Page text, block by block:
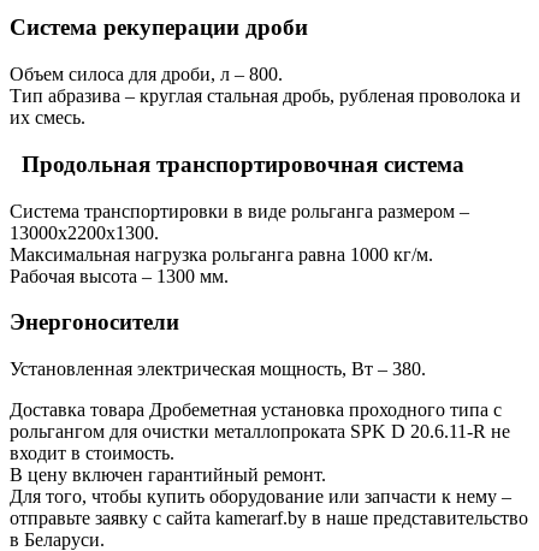
Система рекуперации дроби
Объем силоса для дроби, л – 800.
Тип абразива – круглая стальная дробь, рубленая проволока и
их смесь.
Продольная транспортировочная система
Система транспортировки в виде рольганга размером –
13000х2200х1300.
Максимальная нагрузка рольганга равна 1000 кг/м.
Рабочая высота – 1300 мм.
Энергоносители
Установленная электрическая мощность, Вт – 380.
Доставка товара Дробеметная установка проходного типа с
рольгангом для очистки металлопроката SPK D 20.6.11-R не
входит в стоимость.
В цену включен гарантийный ремонт.
Для того, чтобы купить оборудование или запчасти к нему –
отправьте заявку с сайта kamerarf.by в наше представительство
в Беларуси.